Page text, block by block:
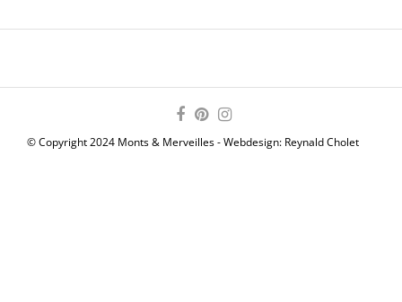
© Copyright 2024 Monts & Merveilles - Webdesign: Reynald Cholet